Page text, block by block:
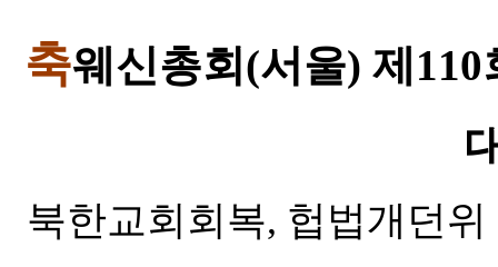
축웨신총회(서울) 제110
북한교회회복, 헙법개던